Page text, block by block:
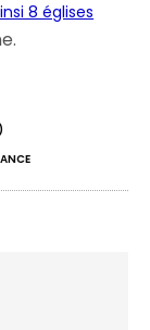
8 églises